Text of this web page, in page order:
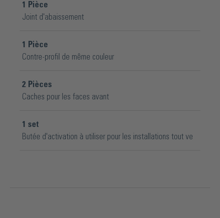
1
Pièce
Joint d'abaissement
1
Pièce
Contre-profil de même couleur
2 Pièces
Caches pour les faces avant
1 set
Butée d'activation à utiliser pour les installations tout ve